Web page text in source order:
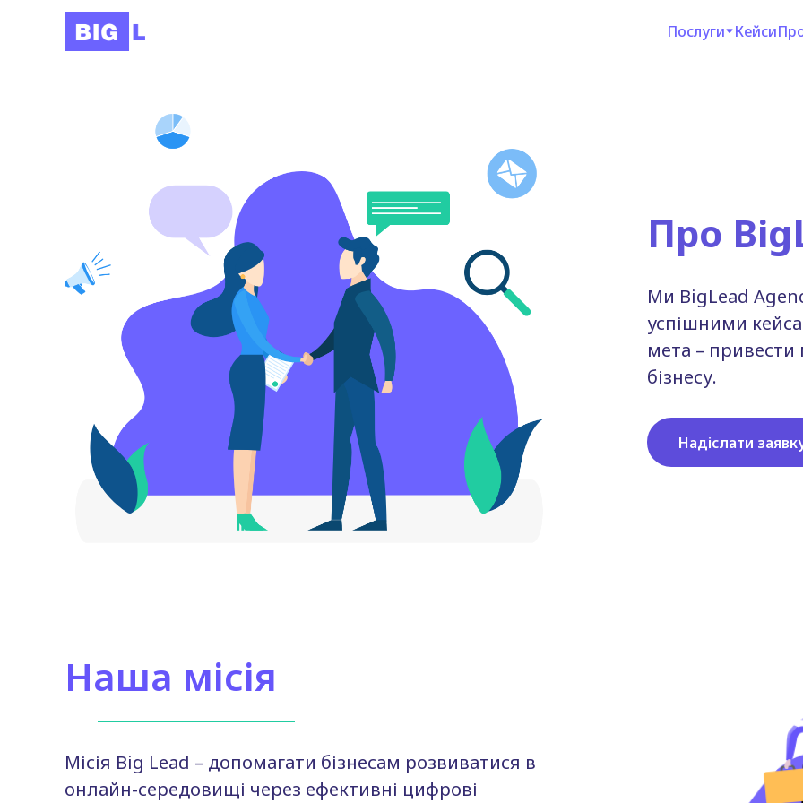
Послуги Кейси
Про
Ми BigLead
успішними
мета – привести
бізнесу.
Надіслати
Наша місія
Місія Big Lead – допомагати бізнесам розвиватися в
онлайн-середовищі через ефективні цифрові